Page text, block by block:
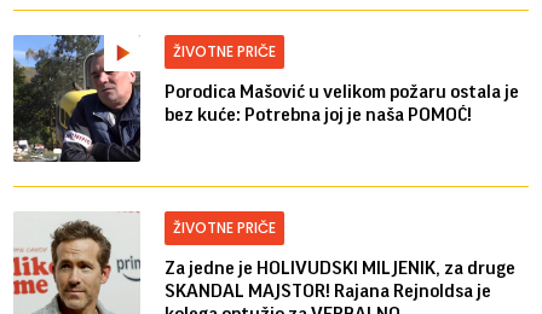
ŽIVOTNE PRIČE
Porodica Mašović u velikom požaru ostala je
bez kuće: Potrebna joj je naša POMOĆ!
ŽIVOTNE PRIČE
Za jedne je HOLIVUDSKI MILJENIK, za druge
SKANDAL MAJSTOR! Rajana Rejnoldsa je